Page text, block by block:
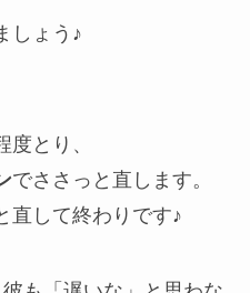
しょう♪
度とり、
でささっと直します。
直して終わりです♪